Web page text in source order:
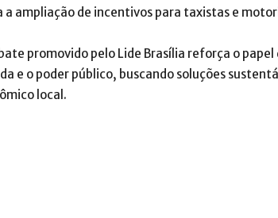
a ampliação de incentivos para taxistas e
promovido pelo Lide Brasília reforça o
e o poder público, buscando soluções
local.